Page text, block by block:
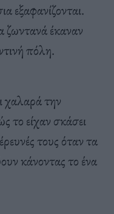
εξαφανίζονται.
ζωντανά έκαναν
πόλη.
χαλαρά την
το είχαν σκάσει
τους όταν τα
κάνοντας το ένα